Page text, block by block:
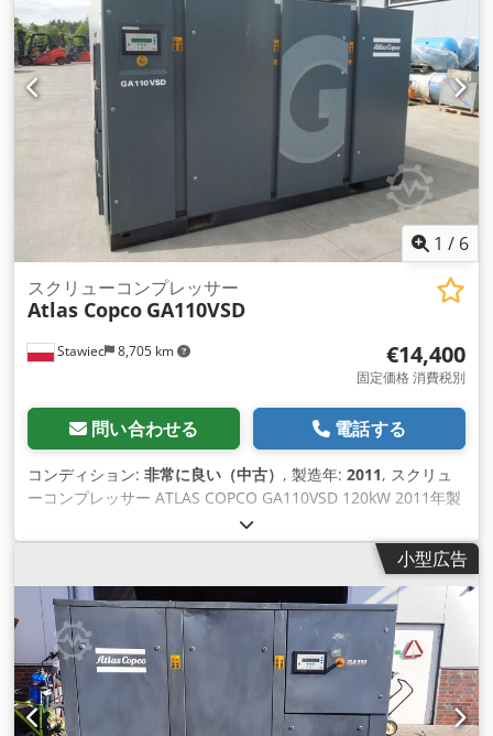
1 / 6
Stawiec 8,705 km
スクリューコンプレッサー
Atlas Copco GA110VSD
€14,400
固定価格 消費税別
問い合わせる 電話する
コンディション: 非常に良い（中古） , 製造年: 2011, スクリュ
ーコンプレッサー ATLAS COPCO GA110VSD 120kW 2011年製
スクリューコンプレッサー ATLAS COPCO GA110VSD インバー
ターおよび熱交換器搭載 技術データ： 吐出量：18.72m³/分 エ
ンジン：120kW 最大圧力：10bar 走行距離：17,483時間 年
式：2011年 Dksdpfxotqdlps Ahksr コンプレッサーは完全に機
能し、すぐに使用可能です。保証付きです。 サービスも承りま
す。
小型広告